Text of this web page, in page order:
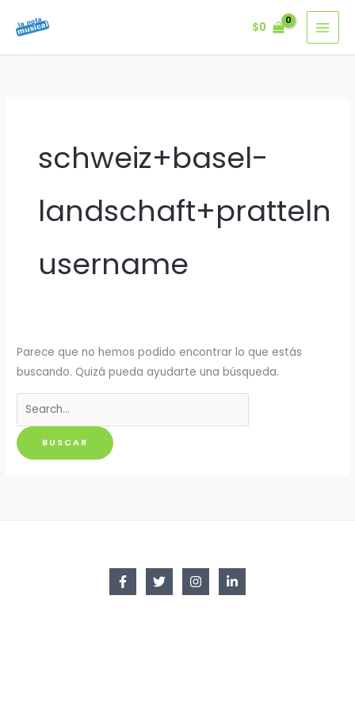
$0
schweiz+basel-
landschaft+pratteln
username
Parece que no hemos podido encontrar lo que estás
buscando. Quizá pueda ayudarte una búsqueda.
Buscar
por: